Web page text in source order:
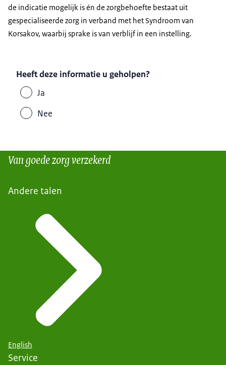
de indicatie mogelijk is én de zorgbehoefte bestaat uit
gespecialiseerde zorg in verband met het Syndroom van
Korsakov, waarbij sprake is van verblijf in een instelling.
Heeft deze informatie u geholpen?
Ja
Nee
Van goede zorg verzekerd
Andere talen
English
Service